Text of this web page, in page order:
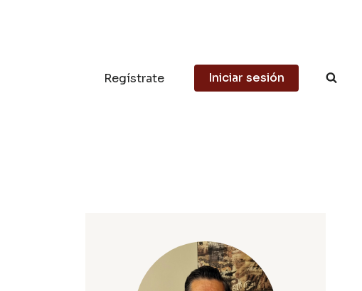
Regístrate Iniciar sesión